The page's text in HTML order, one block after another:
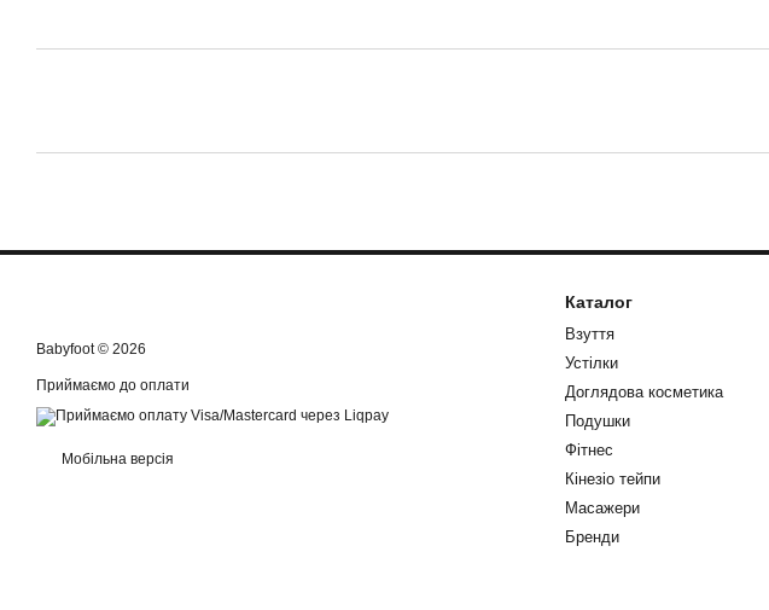
Babyfoot © 2026
Приймаємо до оплати
Мобільна версія
Каталог
Взуття
Устілки
Доглядова косметика
Подушки
Фітнес
Кінезіо тейпи
Масажери
Бренди